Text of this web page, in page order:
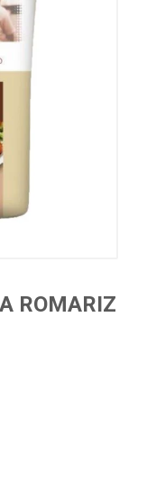
ROMARIZ